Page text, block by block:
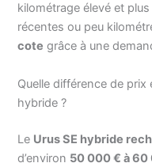
kilométrage élevé et
récentes ou peu
cote grâce à une
Quelle différence de prix
hybride ?
Le Urus SE hybride
d’environ 50 000 € à 60